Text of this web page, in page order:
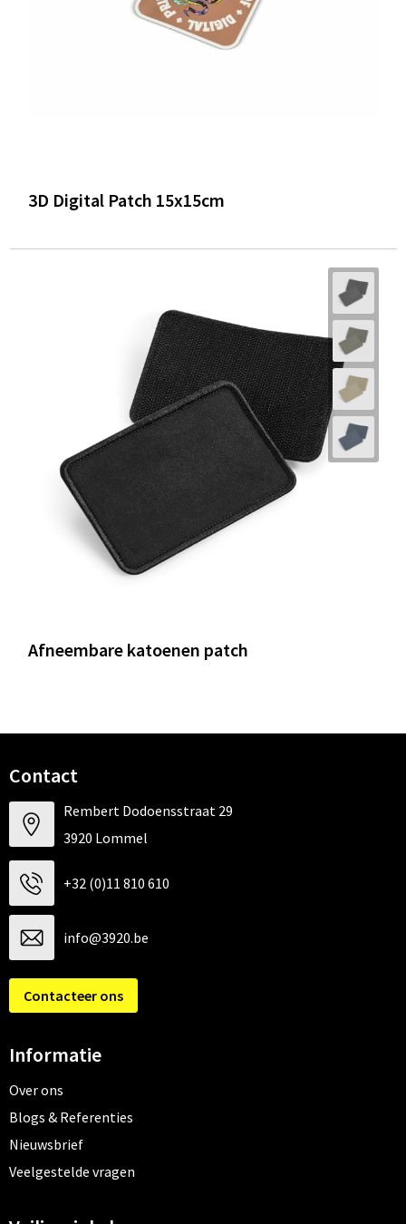
3D Digital Patch 15x15cm
Afneembare katoenen patch
Contact
Rembert Dodoensstraat 29
3920 Lommel
+32 (0)11 810 610
info@3920.be
Contacteer ons
Informatie
Over ons
Blogs & Referenties
Nieuwsbrief
Veelgestelde vragen